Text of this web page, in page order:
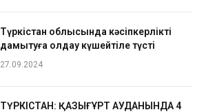
Түркістан облысында кәсіпкерлікті
дамытуға қолдау күшейтіле түсті
27.09.2024
ТҮРКІСТАН: ҚАЗЫҒҰРТ АУДАНЫНДА 4